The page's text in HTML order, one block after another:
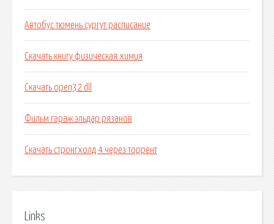
Автобус тюмень сургут расписание
Скачать книгу физическая химия
Скачать open32 dll
Фильм гараж эльдар рязанов
Скачать стронгхолд 4 через торрент
Links